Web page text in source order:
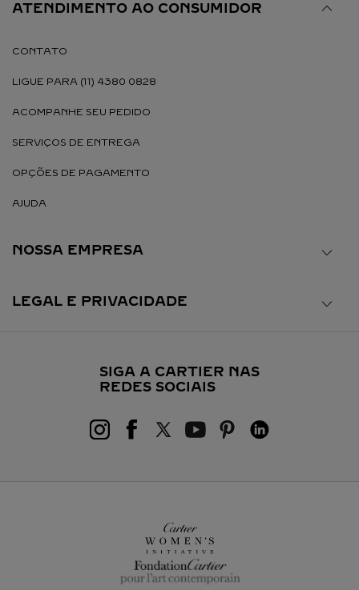
ATENDIMENTO AO CONSUMIDOR
CONTATO
LIGUE PARA (11) 4380 0828
ACOMPANHE SEU PEDIDO
SERVIÇOS DE ENTREGA
OPÇÕES DE PAGAMENTO
AJUDA
NOSSA EMPRESA
LEGAL E PRIVACIDADE
SIGA A CARTIER NAS
REDES SOCIAIS